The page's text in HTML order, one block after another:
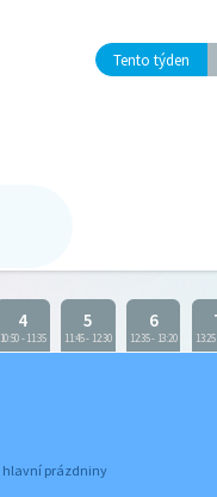
Tento týden
4
10:50-11:35
5
11:45- 12:30
6
12:35- 13:20 13:25
hlavní prázdniny